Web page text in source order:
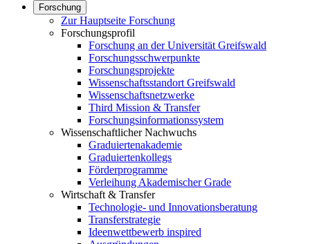
Forschung
Zur Hauptseite Forschung
Forschungsprofil
Forschung an der Universität Greifswald
Forschungsschwerpunkte
Forschungsprojekte
Wissenschaftsstandort Greifswald
Wissenschaftsnetzwerke
Third Mission & Transfer
Forschungsinformationssystem
Wissenschaftlicher Nachwuchs
Graduiertenakademie
Graduiertenkollegs
Förderprogramme
Verleihung Akademischer Grade
Wirtschaft & Transfer
Technologie- und Innovationsberatung
Transferstrategie
Ideenwettbewerb inspired